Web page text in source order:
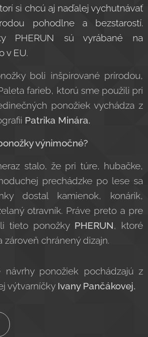
si chcú aj naďalej vychutnávať
pohodlne a bezstarostí.
PHERUN sú vyrábané na
v EU.
boli inšpirované prírodou,
farieb, ktorú sme použili pri
ponožiek vychádza z
Patrika Minára.
výnimočné?
stalo, že pri túre, hubačke,
prechádzke po lese sa
dostal kamienok, konárik,
otravník. Práve preto a pre
tieto ponožky PHERUN, ktoré
zároveň chránený dizajn.
návrhy ponožiek pochádzajú z
výtvarníčky Ivany Pančákovej.